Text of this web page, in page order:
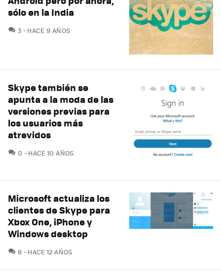
sólo en la India
3 COMENTARIOS
HACE 9 AÑOS
Skype también se
apunta a la moda de las
versiones previas para
los usuarios más
atrevidos
0 COMENTARIOS
HACE 10 AÑOS
Microsoft actualiza los
clientes de Skype para
Xbox One, iPhone y
Windows desktop
8 COMENTARIOS
HACE 12 AÑOS